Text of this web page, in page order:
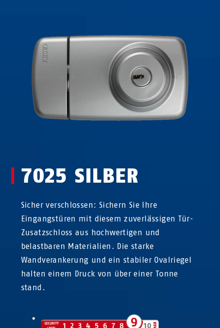
7025 SILBER
Sicher verschlossen: Sichern Sie Ihre
Eingangstüren mit diesem zuverlässigen Tür-
Zusatzschloss aus hochwertigen und
belastbaren Materialien. Die starke
Wandverankerung und ein stabiler Ovalriegel
halten einem Druck von über einer Tonne
stand.